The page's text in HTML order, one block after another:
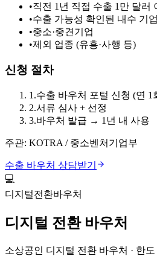
•직전 1년 직접 수출 1만 달러
•수출 가능성 확인된 내수 기업
•중소·중견기업
•제외 업종 (유흥·사행 등)
신청 절차
1 .수출 바우처 포털 신청 (연 1
2.서류 심사 + 선정
3.바우처 발급 → 1년 내 사용
주관: KOTRA / 중소벤처기업부
수출 바우처 상담받기
💻
디지털전환바우처
디지털 전환 바우처
소상공인 디지털 전환 바우처 · 한도